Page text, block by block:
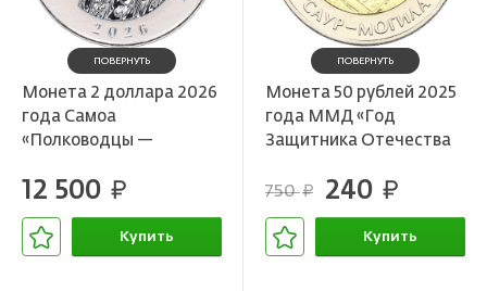
ПОВЕРНУТЬ
Монета 2 доллара 2026
года Самоа
«Полководцы —
12 500 руб.
Купить
ПОВЕРНУТЬ
Монета 50 рублей 2025
года ММД «Год
Защитника Отечества
750руб. 240 руб.
Купить